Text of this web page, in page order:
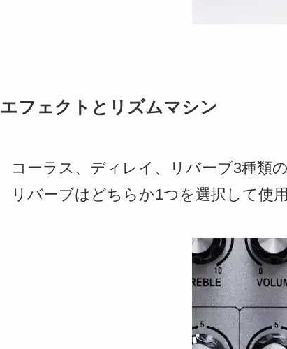
エフェクトとリズムマシン
コーラス、ディレイ、リバーブ3種類
リバーブはどちらか1つを選択して使